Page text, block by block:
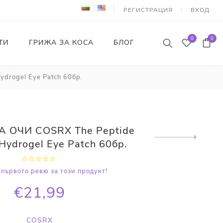
РЕГИСТРАЦИЯ ВХОД
ГРИЖА ЗА КОСА БЛОГ 0 0
Eye Patch 60бр.
COSRX The Peptide
Eye Patch 60бр.
ревю за този продукт!
€21,99
COSRX